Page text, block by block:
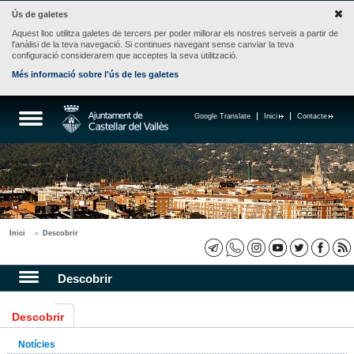
Ús de galetes
Aquest lloc utilitza galetes de tercers per poder millorar els nostres serveis a partir de
l'anàlisi de la teva navegació. Si continues navegant sense canviar la teva
configuració considerarem que acceptes la seva utilització.
Més informació sobre l'ús de les galetes
Contacte
Inici
Google Translate
Inici Descobrir
Descobrir
Descobrir
Notícies